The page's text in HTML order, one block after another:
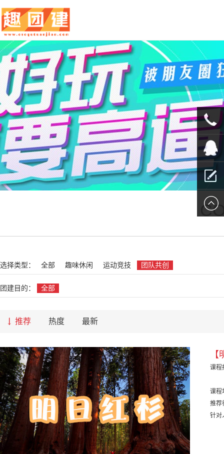
选择类型： 全部 趣味休闲 运动竞技 团队共创
团建目的： 全部
推荐 热度 最新
课程
课程
推荐
针对
010-
QQ客服
留言报